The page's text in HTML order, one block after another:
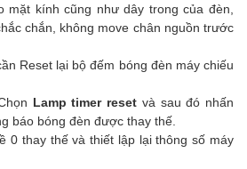
mặt kính cũng như dây trong của đèn,
chắn, không move chân nguồn trước
Reset lại bộ đếm bóng đèn máy chiếu
Lamp timer reset và sau đó nhấn
báo bóng đèn được thay thế.
0 thay thế và thiết lập lại thông số máy